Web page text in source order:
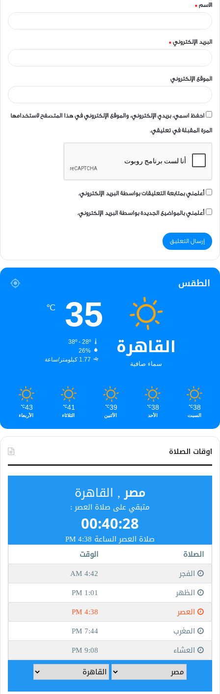
*الاسم *
البريد الإلكتروني *
الموقع الإلكتروني
احفظ اسمي، بريدي الإلكتروني، والموقع الإلكتروني في هذا المتصفح لاستخدامها
المرة المقبلة في تعليقي.
أعلمني بمتابعة التعليقات بواسطة البريد الإلكتروني.
أعلمني بالمواضيع الجديدة بواسطة البريد الإلكتروني.
الطقس
القاهرة
سماء صافية
35
℃
38º - 28º
26%
1.77 كيلومتر/ساعة
38
℃
السبت
38
℃
الأحد
39
℃
الأثنين
41
℃
الثلاثاء
43
℃
الأربعاء
اوقات الصلاة